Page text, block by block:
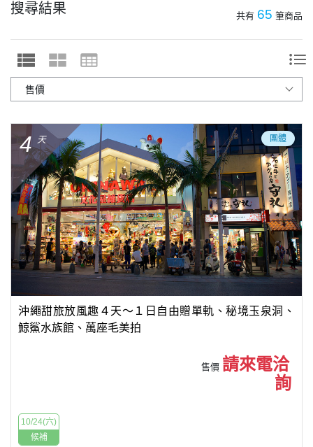
搜尋結果 共有 65 筆商品
4 天 團體
沖繩甜旅放風趣４天～１日自由贈單軌、秘境玉泉洞、
鯨鯊水族館、萬座毛美拍
售價 請來電洽
詢
10/24(六)
候補